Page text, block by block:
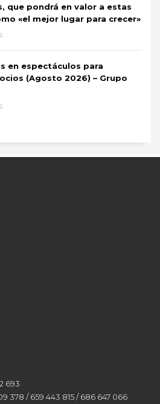
que pondrá en valor a estas
«el mejor lugar para crecer»
en espectáculos para
(Agosto 2026) – Grupo
693
378 / 659 443 815 / 686 647 066